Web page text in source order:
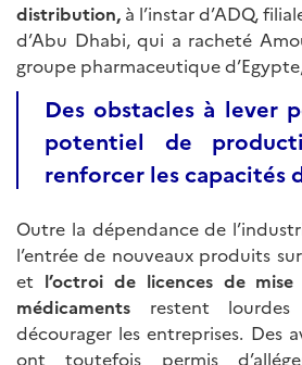
distribution, à l’instar d’ADQ,
d’Abu Dhabi, qui a racheté
groupe pharmaceutique
Des obstacles à lever
potentiel de
renforcer les capacités
Outre la dépendance de
l’entrée de nouveaux produits
et l’octroi de licences de
médicaments restent
décourager les entreprises. Des
ont toutefois permis